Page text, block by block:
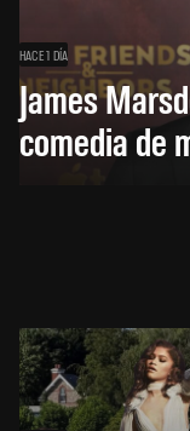
HACE 1 DÍA
James
comedia de